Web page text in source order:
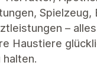
Spielzeug,
–
Haustiere
halten.